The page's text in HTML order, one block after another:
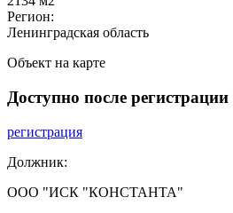
Регион:
Ленинградская область
Объект на карте
Доступно после регистрации
регистрация
Должник:
ООО "ИСК "КОНСТАНТА"